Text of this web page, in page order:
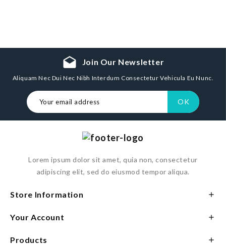
drafts Join Our Newsletter
Aliquam Nec Dui Nec Nibh Interdum Consectetur Vehicula Eu Nunc.
Lorem ipsum dolor sit amet, quia non, consectetur
adipiscing elit, sed do eiusmod tempor aliqua.
Store Information 
Your Account 
Products 